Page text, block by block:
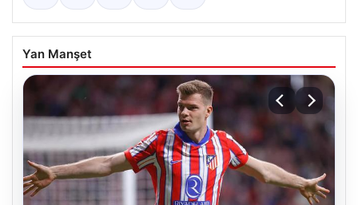
Yan Manşet